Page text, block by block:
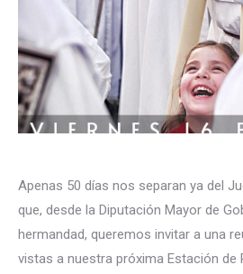
Apenas 50 días nos separan ya del
que, desde la Diputación Mayor de
hermandad, queremos invitar a una
vistas a nuestra próxima Estación de